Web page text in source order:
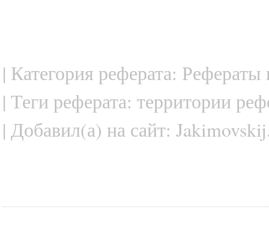
| Категория реферата:
| Теги реферата: территории
| Добавил(а) на сайт: